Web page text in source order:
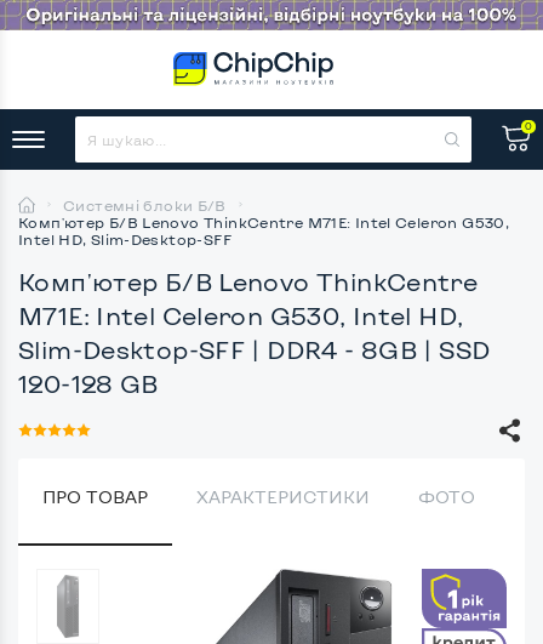
0
Системні блоки Б/В
Комп'ютер Б/В Lenovo ThinkCentre M71E: Intel Celeron G530,
Intel HD, Slim-Desktop-SFF
Комп'ютер Б/В Lenovo ThinkCentre
M71E: Intel Celeron G530, Intel HD,
Slim-Desktop-SFF | DDR4 - 8GB | SSD
120-128 GB
ПРО ТОВАР ХАРАКТЕРИСТИКИ ФОТО